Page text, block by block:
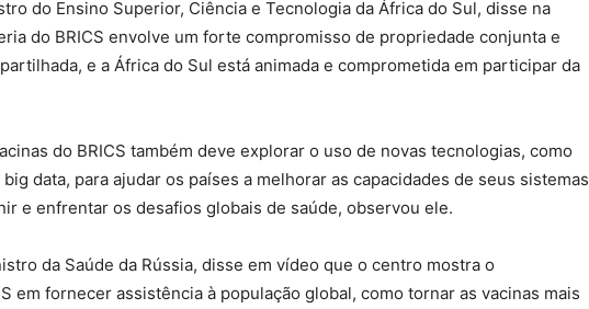
do Ensino Superior, Ciência e Tecnologia da África do Sul, disse na
do BRICS envolve um forte compromisso de propriedade conjunta e
e a África do Sul está animada e comprometida em participar da
do BRICS também deve explorar o uso de novas tecnologias, como
data, para ajudar os países a melhorar as capacidades de seus sistemas
e enfrentar os desafios globais de saúde, observou ele.
da Saúde da Rússia, disse em vídeo que o centro mostra o
em fornecer assistência à população global, como tornar as vacinas mais